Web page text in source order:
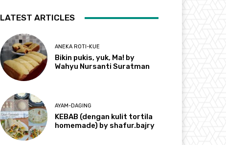
LATEST ARTICLES
ANEKA ROTI-KUE
Bikin pukis, yuk, Ma! by
Wahyu Nursanti Suratman
AYAM-DAGING
KEBAB (dengan kulit tortila
homemade) by shafur.bajry